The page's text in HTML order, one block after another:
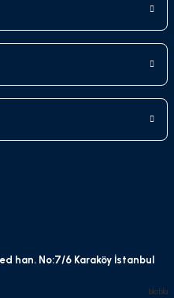
han. No:7/6 Karaköy İstanbul
bla bla